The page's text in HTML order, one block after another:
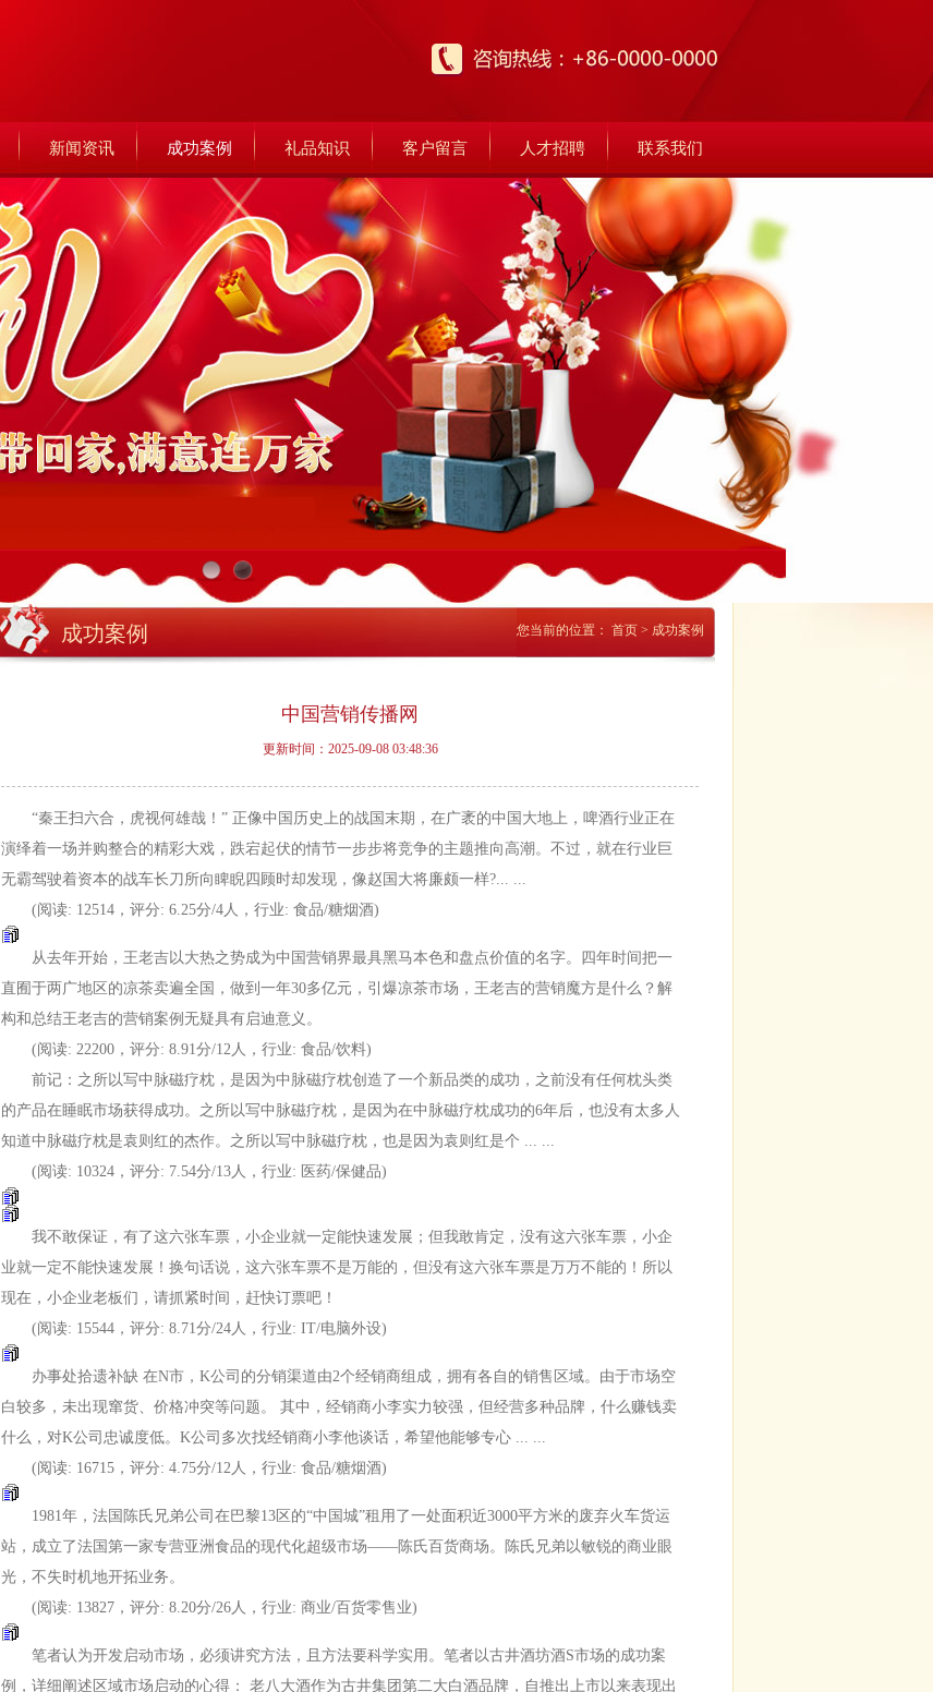
新闻资讯 成功案例 礼品知识 客户留言 人才招聘 联系我们
成功案例 您当前的位置： 首页 > 成功案例
中国营销传播网
更新时间：2025-09-08 03:48:36
“秦王扫六合，虎视何雄哉！” 正像中国历史上的战国末期，在广袤的中国大地上，啤酒行业正在
演绎着一场并购整合的精彩大戏，跌宕起伏的情节一步步将竞争的主题推向高潮。不过，就在行业巨
无霸驾驶着资本的战车长刀所向睥睨四顾时却发现，像赵国大将廉颇一样?... ...
(阅读: 12514，评分: 6.25分/4人，行业: 食品/糖烟酒)
从去年开始，王老吉以大热之势成为中国营销界最具黑马本色和盘点价值的名字。四年时间把一
直囿于两广地区的凉茶卖遍全国，做到一年30多亿元，引爆凉茶市场，王老吉的营销魔方是什么？解
构和总结王老吉的营销案例无疑具有启迪意义。
(阅读: 22200，评分: 8.91分/12人，行业: 食品/饮料)
前记：之所以写中脉磁疗枕，是因为中脉磁疗枕创造了一个新品类的成功，之前没有任何枕头类
的产品在睡眠市场获得成功。之所以写中脉磁疗枕，是因为在中脉磁疗枕成功的6年后，也没有太多人
知道中脉磁疗枕是袁则红的杰作。之所以写中脉磁疗枕，也是因为袁则红是个 ... ...
(阅读: 10324，评分: 7.54分/13人，行业: 医药/保健品)
我不敢保证，有了这六张车票，小企业就一定能快速发展；但我敢肯定，没有这六张车票，小企
业就一定不能快速发展！换句话说，这六张车票不是万能的，但没有这六张车票是万万不能的！所以
现在，小企业老板们，请抓紧时间，赶快订票吧！
(阅读: 15544，评分: 8.71分/24人，行业: IT/电脑外设)
办事处拾遗补缺 在N市，K公司的分销渠道由2个经销商组成，拥有各自的销售区域。由于市场空
白较多，未出现窜货、价格冲突等问题。 其中，经销商小李实力较强，但经营多种品牌，什么赚钱卖
什么，对K公司忠诚度低。K公司多次找经销商小李他谈话，希望他能够专心 ... ...
(阅读: 16715，评分: 4.75分/12人，行业: 食品/糖烟酒)
1981年，法国陈氏兄弟公司在巴黎13区的“中国城”租用了一处面积近3000平方米的废弃火车货运
站，成立了法国第一家专营亚洲食品的现代化超级市场——陈氏百货商场。陈氏兄弟以敏锐的商业眼
光，不失时机地开拓业务。
(阅读: 13827，评分: 8.20分/26人，行业: 商业/百货零售业)
笔者认为开发启动市场，必须讲究方法，且方法要科学实用。笔者以古井酒坊酒S市场的成功案
例，详细阐述区域市场启动的心得： 老八大酒作为古井集团第二大白酒品牌，自推出上市以来表现出